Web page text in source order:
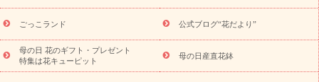
ら探す
お祝いの花特集 当日配達特急便 お祝い商品一覧
念日
結婚祝い 出産祝い 退院祝い・快気祝い
寿祝い
プチギフト ペットのお祝いフラワー
ごっこランド 公式ブログ“花だより”
母の日 花のギフト・プレゼント
特集は花キューピット
母の日産直花鉢